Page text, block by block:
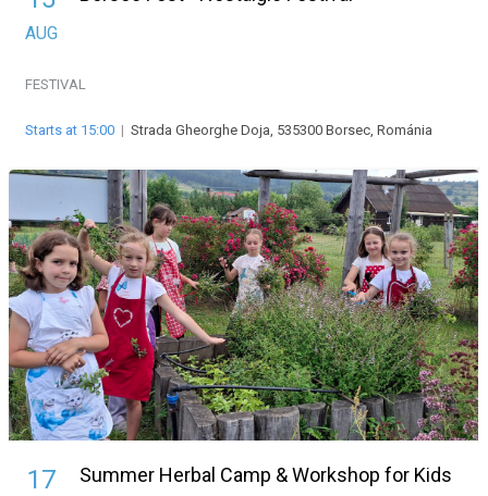
AUG
FESTIVAL
Starts at 15:00 | Strada Gheorghe Doja, 535300 Borsec, Románia
17 Summer Herbal Camp & Workshop for Kids